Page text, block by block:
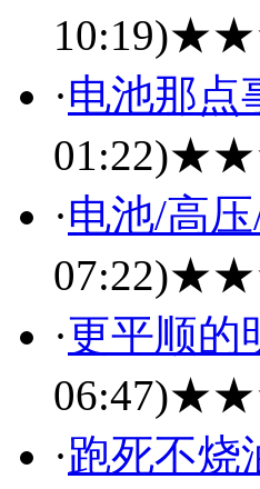
10:19)
·电池那点
01:22)
·电池/高
07:22)
·更平顺的
06:47)
·跑死不烧